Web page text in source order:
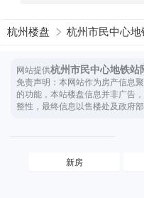
杭州楼盘 杭州市民中心
网站提供杭州市民中心地铁站
免责声明：本网站作为房产信息
的功能，本站楼盘信息并非广告
整性，最终信息以售楼处及政府
新房